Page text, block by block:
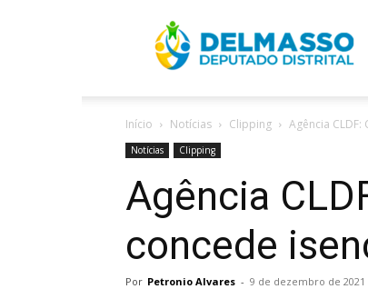
Início Notícias Clipping Agência
Notícias Clipping
Agência
concede
Por Petronio Alvares - 9 de dezembro de 2021